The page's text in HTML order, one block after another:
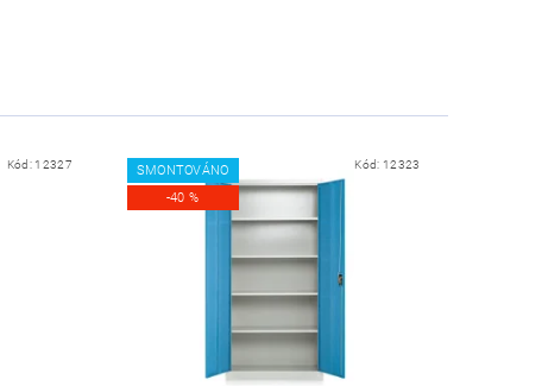
Kód: 12327
SMONTOVÁNO
-40 %
Kód: 12323